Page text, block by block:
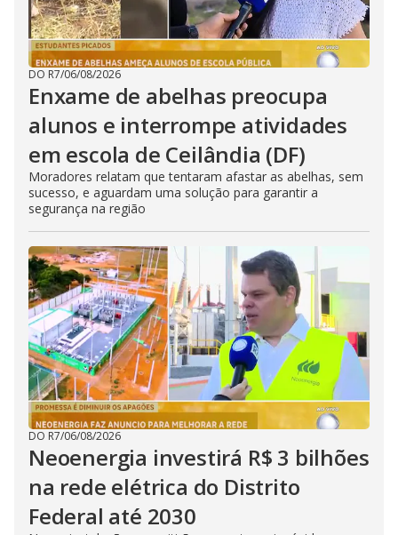
DO R7/06/08/2026
Enxame de abelhas preocupa
alunos e interrompe atividades
em escola de Ceilândia (DF)
Moradores relatam que tentaram afastar as abelhas, sem
sucesso, e aguardam uma solução para garantir a
segurança na região
DO R7/06/08/2026
Neoenergia investirá R$ 3 bilhões
na rede elétrica do Distrito
Federal até 2030